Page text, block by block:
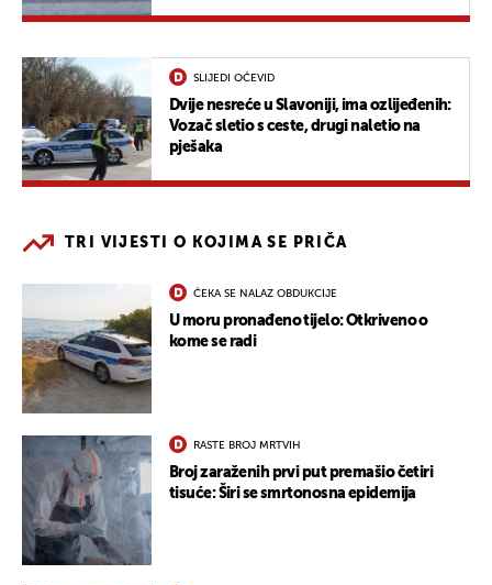
SLIJEDI OČEVID
Dvije nesreće u Slavoniji, ima ozlijeđenih:
Vozač sletio s ceste, drugi naletio na
pješaka
TRI VIJESTI O KOJIMA SE PRIČA
ČEKA SE NALAZ OBDUKCIJE
U moru pronađeno tijelo: Otkriveno o
kome se radi
RASTE BROJ MRTVIH
Broj zaraženih prvi put premašio četiri
tisuće: Širi se smrtonosna epidemija